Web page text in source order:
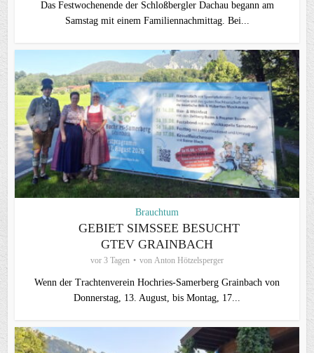
Das Festwochenende der Schloßbergler Dachau begann am
Samstag mit einem Familiennachmittag. Bei...
Brauchtum
GEBIET SIMSSEE BESUCHT
GTEV GRAINBACH
vor 3 Tagen von Anton Hötzelsperger
Wenn der Trachtenverein Hochries-Samerberg Grainbach von
Donnerstag, 13. August, bis Montag, 17...